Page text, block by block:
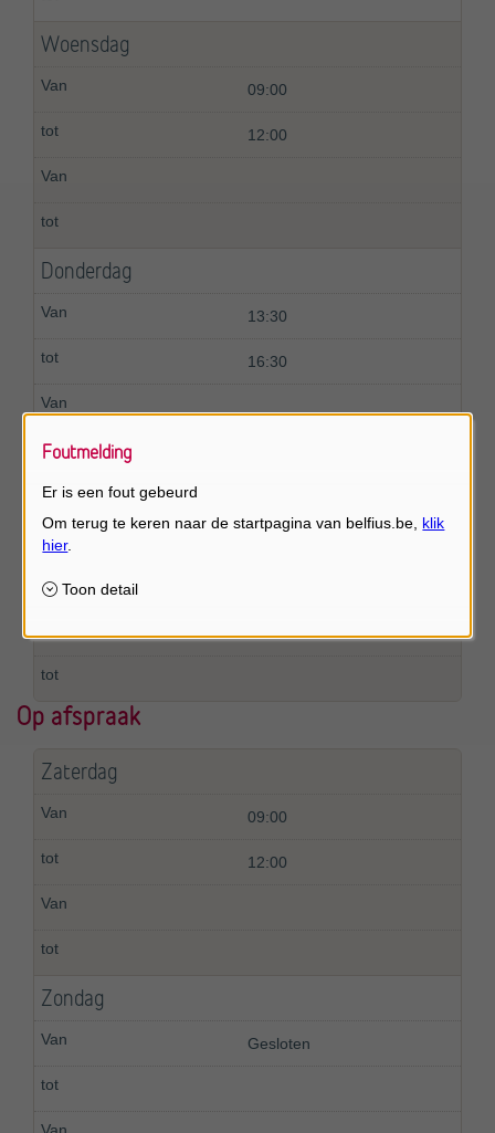
Woensdag
09:00
12:00
Donderdag
13:30
16:30
Vrijdag
Op afspraak
Zaterdag
09:00
12:00
Zondag
Gesloten
Foutmelding
Er is een fout gebeurd